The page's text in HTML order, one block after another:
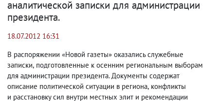
аналитической записки для администрации
президента.
18.07.2012 16:31
В распоряжении «Новой газеты» оказались служебные
записки, подготовленные к осенним региональным выборам
для администрации президента. Документы содержат
описание политической ситуации в региона, конфликты
и расстановку сил внутри местных элит и рекомендации